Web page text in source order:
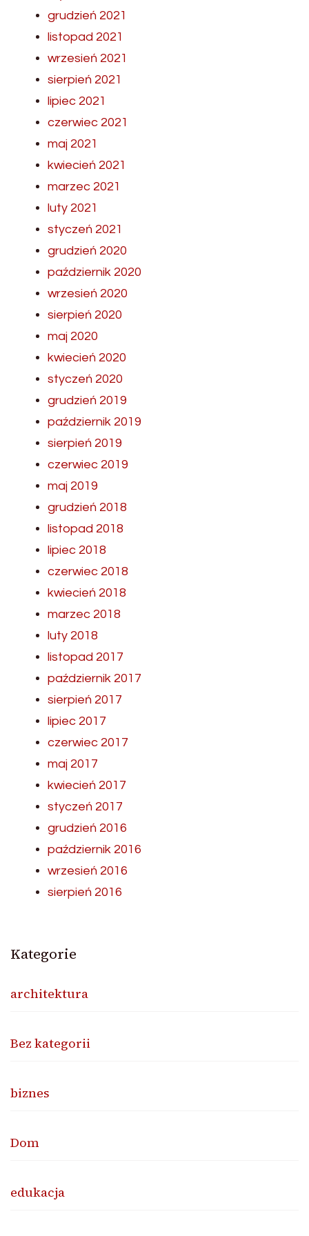
grudzień 2021
listopad 2021
wrzesień 2021
sierpień 2021
lipiec 2021
czerwiec 2021
maj 2021
kwiecień 2021
marzec 2021
luty 2021
styczeń 2021
grudzień 2020
październik 2020
wrzesień 2020
sierpień 2020
maj 2020
kwiecień 2020
styczeń 2020
grudzień 2019
październik 2019
sierpień 2019
czerwiec 2019
maj 2019
grudzień 2018
listopad 2018
lipiec 2018
czerwiec 2018
kwiecień 2018
marzec 2018
luty 2018
listopad 2017
październik 2017
sierpień 2017
lipiec 2017
czerwiec 2017
maj 2017
kwiecień 2017
styczeń 2017
grudzień 2016
październik 2016
wrzesień 2016
sierpień 2016
Kategorie
architektura
Bez kategorii
biznes
Dom
edukacja